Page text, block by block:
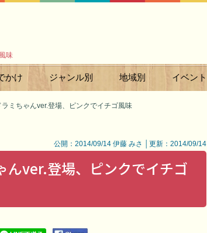
味
かけ ジャンル別 地域別 イベント
ラミちゃんver.登場、ピンクでイチゴ風味
公開：2014/09/14 伊藤 みさ │更新：2014/09/14
んver.登場、ピンクでイチゴ